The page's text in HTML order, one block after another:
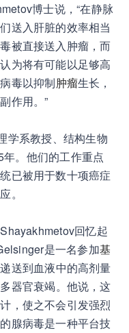
博士说，“在静脉
送入肝脏的效率相当
被直接送入肿瘤，而
为将有可能以足够高
毒以抑制肿瘤生长，
作用。”
学系教授、结构生物
。他们的工作重点
已被用于数十项癌症
。
回忆起
是一名参加基
送到血液中的高剂量
器官衰竭。他说，这
，使之不会引发强烈
腺病毒是一种平台技